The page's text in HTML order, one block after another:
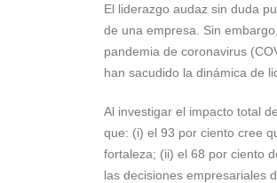
El liderazgo audaz sin duda
de una empresa. Sin
pandemia de coronavirus
han sacudido la dinámica de
Al investigar el impacto total
que: (i) el 93 por ciento cree
fortaleza; (ii) el 68 por ciento
las decisiones empresariales